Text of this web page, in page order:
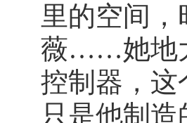
里的空间
薇……她地
控制器，这
只是他制